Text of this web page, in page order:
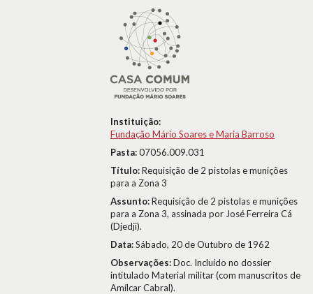
Instituição:
Fundação Mário Soares e Maria Barroso
Pasta:07056.009.031
Título:Requisição de 2 pistolas e munições
para a Zona 3
Assunto:Requisição de 2 pistolas e munições
para a Zona 3, assinada por José Ferreira Cá
(Djedji).
Data:Sábado, 20 de Outubro de 1962
Observações:Doc. Incluído no dossier
intitulado Material militar (com manuscritos de
Amílcar Cabral).